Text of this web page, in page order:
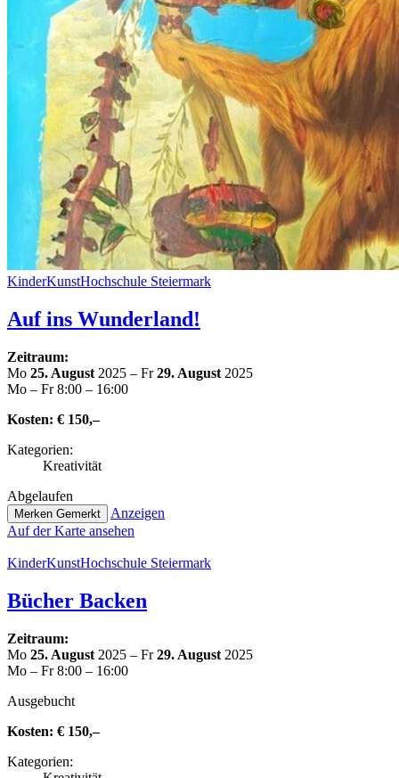
Kin­der­Kunst­Hoch­schu­le Steiermark
Auf ins Wunderland!
Zeitraum:
Mo 25. August 2025 – Fr29. August 2025
Mo – Fr 8:00 – 16:00
Kosten: € 150,–
Kate­go­rien:
Krea­ti­vi­tät
Abge­lau­fen
Merken Gemerkt
Anzeigen
Auf der Karte ansehen
Kin­der­Kunst­Hoch­schu­le Steiermark
Bücher Backen
Zeitraum:
Mo 25. August 2025 – Fr29. August 2025
Mo – Fr 8:00 – 16:00
Aus­ge­bucht
Kosten: € 150,–
Kate­go­rien: